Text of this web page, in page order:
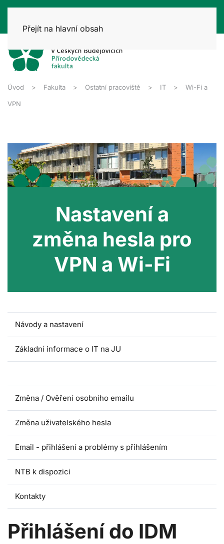
Přejít na hlavní obsah
Úvod Fakulta Ostatní pracoviště IT Wi-Fi a
VPN
Nastavení a
změna hesla pro
VPN a Wi-Fi
Návody a nastavení
Základní informace o IT na JU
Změna / Ověření osobního emailu
Změna uživatelského hesla
Email - přihlášení a problémy s přihlášením
NTB k dispozici
Kontakty
Přihlášení do IDM